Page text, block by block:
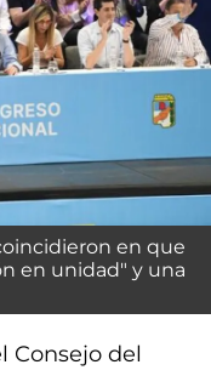
en que
en unidad" y una
Consejo del